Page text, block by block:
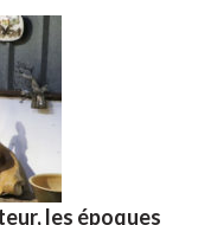
les époques